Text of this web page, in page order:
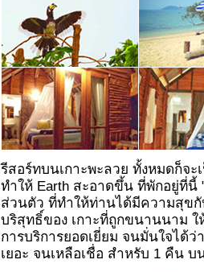
รีสอร์ทบนเกาะพะลวย ทั้งหมดก็จ
ทำให้ Earth สะอาดขึ้น ที่พักอยู่ที่นี้
ส่วนตัว ที่ทำให้ท่านได้มีความสุข
บริสุทธิ์ของ เกาะที่ถูกขนานนาม ใ
การบริการยอดเยี่ยม จนมั่นใจได้
เยอะ จนเหลือเชื่อ สำหรับ 1 คืน บ